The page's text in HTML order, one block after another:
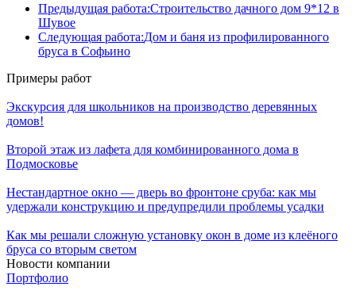
Предыдущая работа:Строительство дачного дом 9*12 в
Шувое
Следующая работа:Дом и баня из профилированного
бруса в Софьино
Примеры работ
Экскурсия для школьников на производство деревянных
домов!
Второй этаж из лафета для комбинированного дома в
Подмосковье
Нестандартное окно — дверь во фронтоне сруба: как мы
удержали конструкцию и предупредили проблемы усадки
Как мы решали сложную установку окон в доме из клеёного
бруса со вторым светом
Новости компании
Портфолио